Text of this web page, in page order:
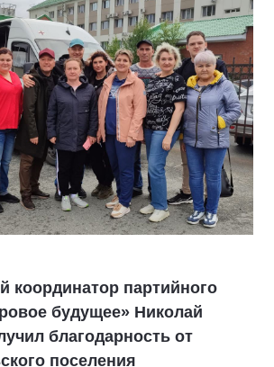
координатор партийного
будущее» Николай
благодарность от
поселения